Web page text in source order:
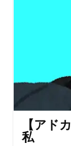
【アド
私